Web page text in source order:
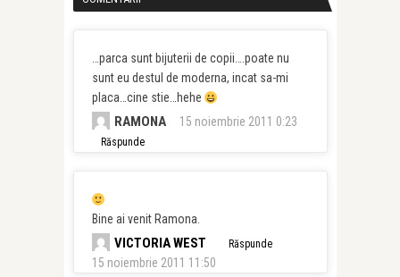
…parca sunt bijuterii de copii….poate nu
sunt eu destul de moderna, incat sa-mi
placa…cine stie…hehe
RAMONA 15 noiembrie 2011 0:23
Răspunde
Bine ai venit Ramona.
VICTORIA WEST
15 noiembrie 2011 11:50
Răspunde